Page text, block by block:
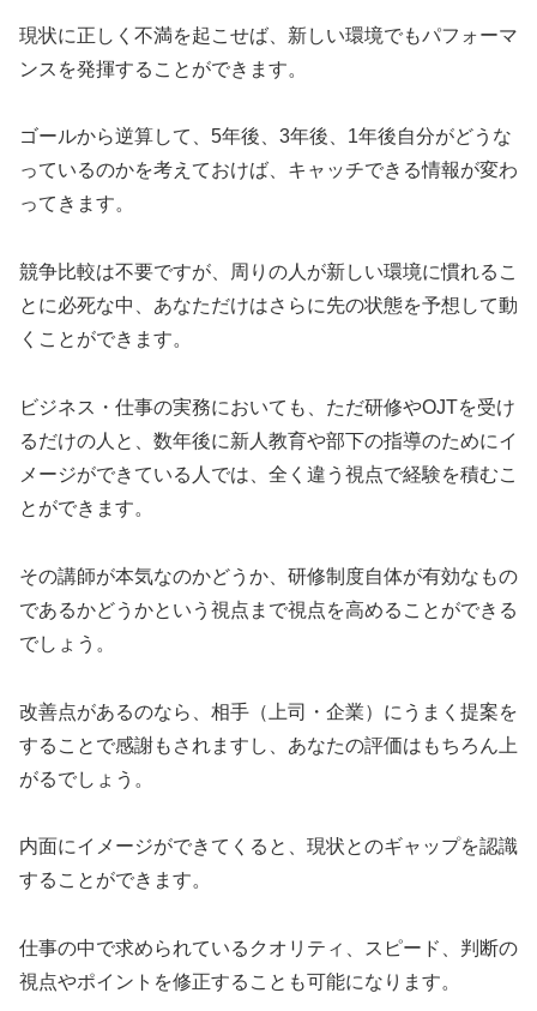
現状に正しく不満を起こせば、新しい環境でもパフォーマ
ンスを発揮することができます。
ゴールから逆算して、5年後、3年後、1年後自分がどうな
っているのかを考えておけば、キャッチできる情報が変わ
ってきます。
競争比較は不要ですが、周りの人が新しい環境に慣れるこ
とに必死な中、あなただけはさらに先の状態を予想して動
くことができます。
ビジネス・仕事の実務においても、ただ研修やOJTを受け
るだけの人と、数年後に新人教育や部下の指導のためにイ
メージができている人では、全く違う視点で経験を積むこ
とができます。
その講師が本気なのかどうか、研修制度自体が有効なもの
であるかどうかという視点まで視点を高めることができる
でしょう。
改善点があるのなら、相手（上司・企業）にうまく提案を
することで感謝もされますし、あなたの評価はもちろん上
がるでしょう。
内面にイメージができてくると、現状とのギャップを認識
することができます。
仕事の中で求められているクオリティ、スピード、判断の
視点やポイントを修正することも可能になります。